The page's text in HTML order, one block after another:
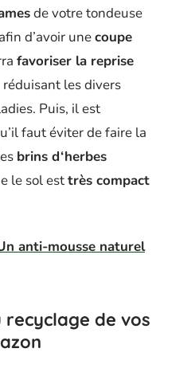
de votre tondeuse
d’avoir unecoupe
favoriser la reprise
réduisant les divers
Puis, il est
faut éviter de faire la
brins d‘herbes
le sol esttrès compact
anti-mousse naturel
recyclage de vos